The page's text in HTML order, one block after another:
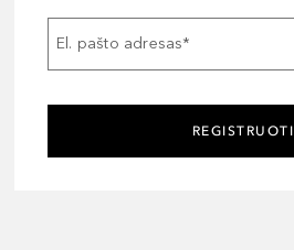
El. pašto adresas*